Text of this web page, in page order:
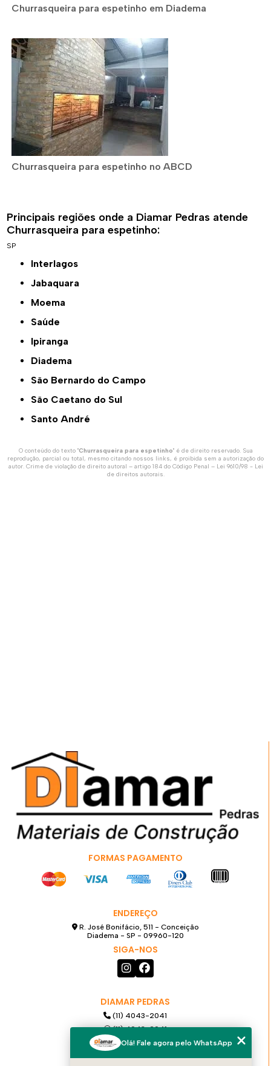
Churrasqueira para espetinho em Diadema
Churrasqueira para espetinho no ABCD
Principais regiões onde a Diamar Pedras atende
Churrasqueira para espetinho:
SP
Interlagos
Jabaquara
Moema
Saúde
Ipiranga
Diadema
São Bernardo do Campo
São Caetano do Sul
Santo André
O conteúdo do texto "Churrasqueira para espetinho" é de direito reservado. Sua
reprodução, parcial ou total, mesmo citando nossos links, é proibida sem a autorização do
autor. Crime de violação de direito autoral – artigo 184 do Código Penal – Lei 9610/98 - Lei
de direitos autorais.
FORMAS PAGAMENTO
ENDEREÇO
R. José Bonifácio, 511 - Conceição
Diadema - SP - 09960-120
SIGA-NOS
DIAMAR PEDRAS
(11) 4043-2041
(11) 4043-2041
(11) 99921-6068
Olá! Fale agora pelo WhatsApp